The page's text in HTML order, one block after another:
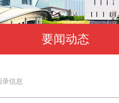
要闻动态
录信息